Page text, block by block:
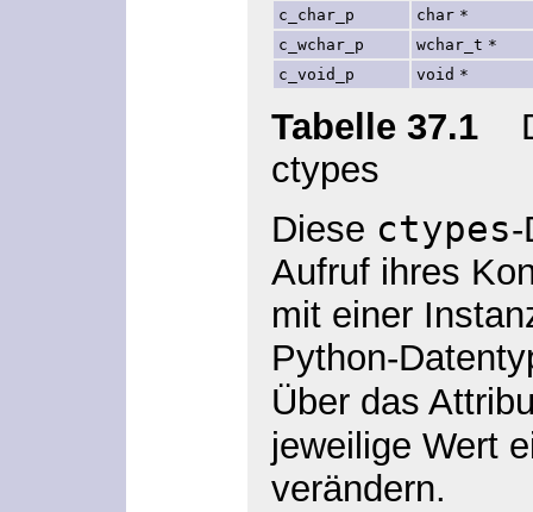
c_char_p
char *
c_wchar_p
wchar_t *
c_void_p
void *
Tabelle 37.1
ctypes
Diese ctypes-
Aufruf ihres
mit einer
Python-
Über das
jeweilige Wert
verändern.